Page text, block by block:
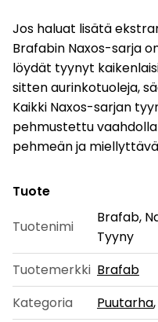
Jos haluat lisätä
Brafabin Naxos-sarja
löydät tyynyt
sitten aurinkotuoleja,
Kaikki Naxos-sarjan
pehmustettu
pehmeän ja
Tuote
Tuotenimi
Brafab,
Tyyny
Tuotemerkki Brafab
Kategoria
Puutarha,